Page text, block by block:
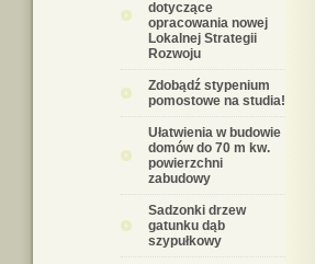
dotyczące
opracowania nowej
Lokalnej Strategii
Rozwoju
Zdobądź stypenium
pomostowe na studia!
Ułatwienia w budowie
domów do 70 m kw.
powierzchni
zabudowy
Sadzonki drzew
gatunku dąb
szypułkowy